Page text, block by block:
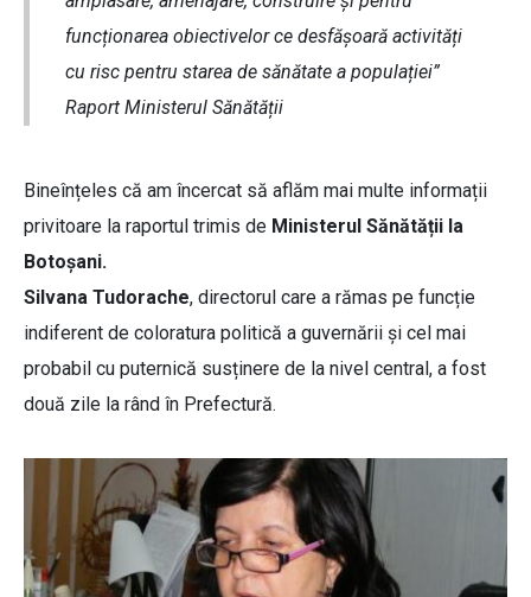
funcționarea obiectivelor ce desfășoară activități
cu risc pentru starea de sănătate a populației”
Raport Ministerul Sănătății
Bineînțeles că am încercat să aflăm mai multe informații
privitoare la raportul trimis de Ministerul Sănătății la
Botoșani.
Silvana Tudorache, directorul care a rămas pe funcție
indiferent de coloratura politică a guvernării și cel mai
probabil cu puternică susținere de la nivel central, a fost
două zile la rând în Prefectură.